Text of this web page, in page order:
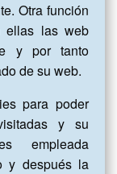
Otra función
ellas las web
y por tanto
de su web.
para poder
y su
empleada
y después la